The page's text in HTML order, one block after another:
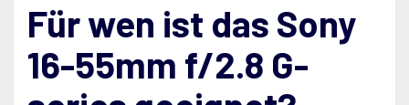
Für wen ist das Sony
16-55mm f/2.8 G-